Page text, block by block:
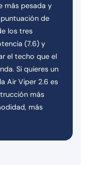
más pesada y
de
los tres
(7.6) y
el techo que el
Si quieres un
Air Viper 2.6 es
más
más